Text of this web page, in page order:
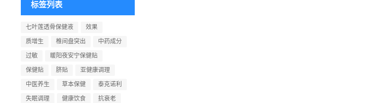
标签列表
七叶莲透骨保健液 效果
质增生 椎间盘突出 中药成分
过敏 暖阳夜安宁保健贴
保健贴 脐贴 亚健康调理
中医养生 草本保健 泰克诺利
失眠调理 健康饮食 抗衰老